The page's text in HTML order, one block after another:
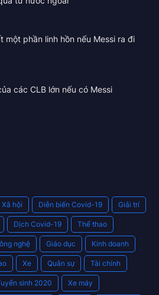
một phần linh hồn nếu Messi ra đi
các CLB lớn nếu có Messi
Xã hội Diễn biến Covid-19 Giải trí
Dịch Covid-19 Thể thao
nghệ Giáo dục Kinh doanh
Xe Quân sự Tài chính
sinh 2020 Xe máy